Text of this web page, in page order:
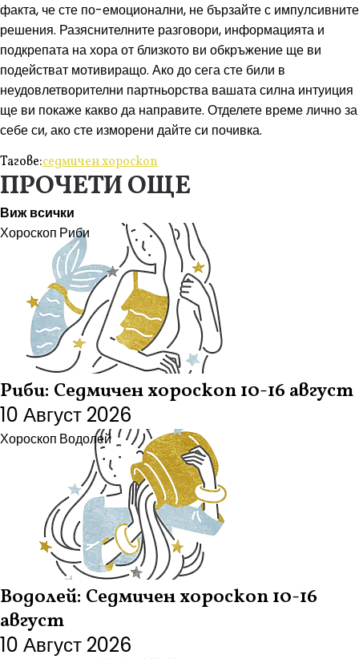
факта, че сте по-емоционални, не бързайте с импулсивните
решения. Разяснителните разговори, информацията и
подкрепата на хора от близкото ви обкръжение ще ви
подействат мотивиращо. Ако до сега сте били в
неудовлетворителни партньорства вашата силна интуиция
ще ви покаже какво да направите. Отделете време лично за
себе си, ако сте изморени дайте си почивка.
Тагове:седмичен хороскоп
ПРОЧЕТИ ОЩЕ
Виж всички
Хороскоп Риби
Риби: Седмичен хороскоп 10-16 август
10 Август 2026
Хороскоп Водолей
Водолей: Седмичен хороскоп 10-16
август
10 Август 2026